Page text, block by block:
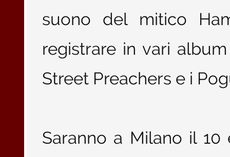
suono del mitico
registrare in vari
Street Preachers e i
Saranno a Milano il